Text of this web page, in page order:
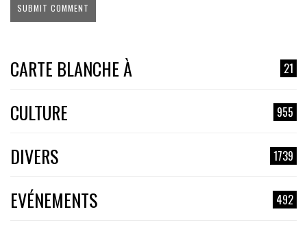
CARTE BLANCHE À 21
CULTURE 955
DIVERS 1739
EVÉNEMENTS 492